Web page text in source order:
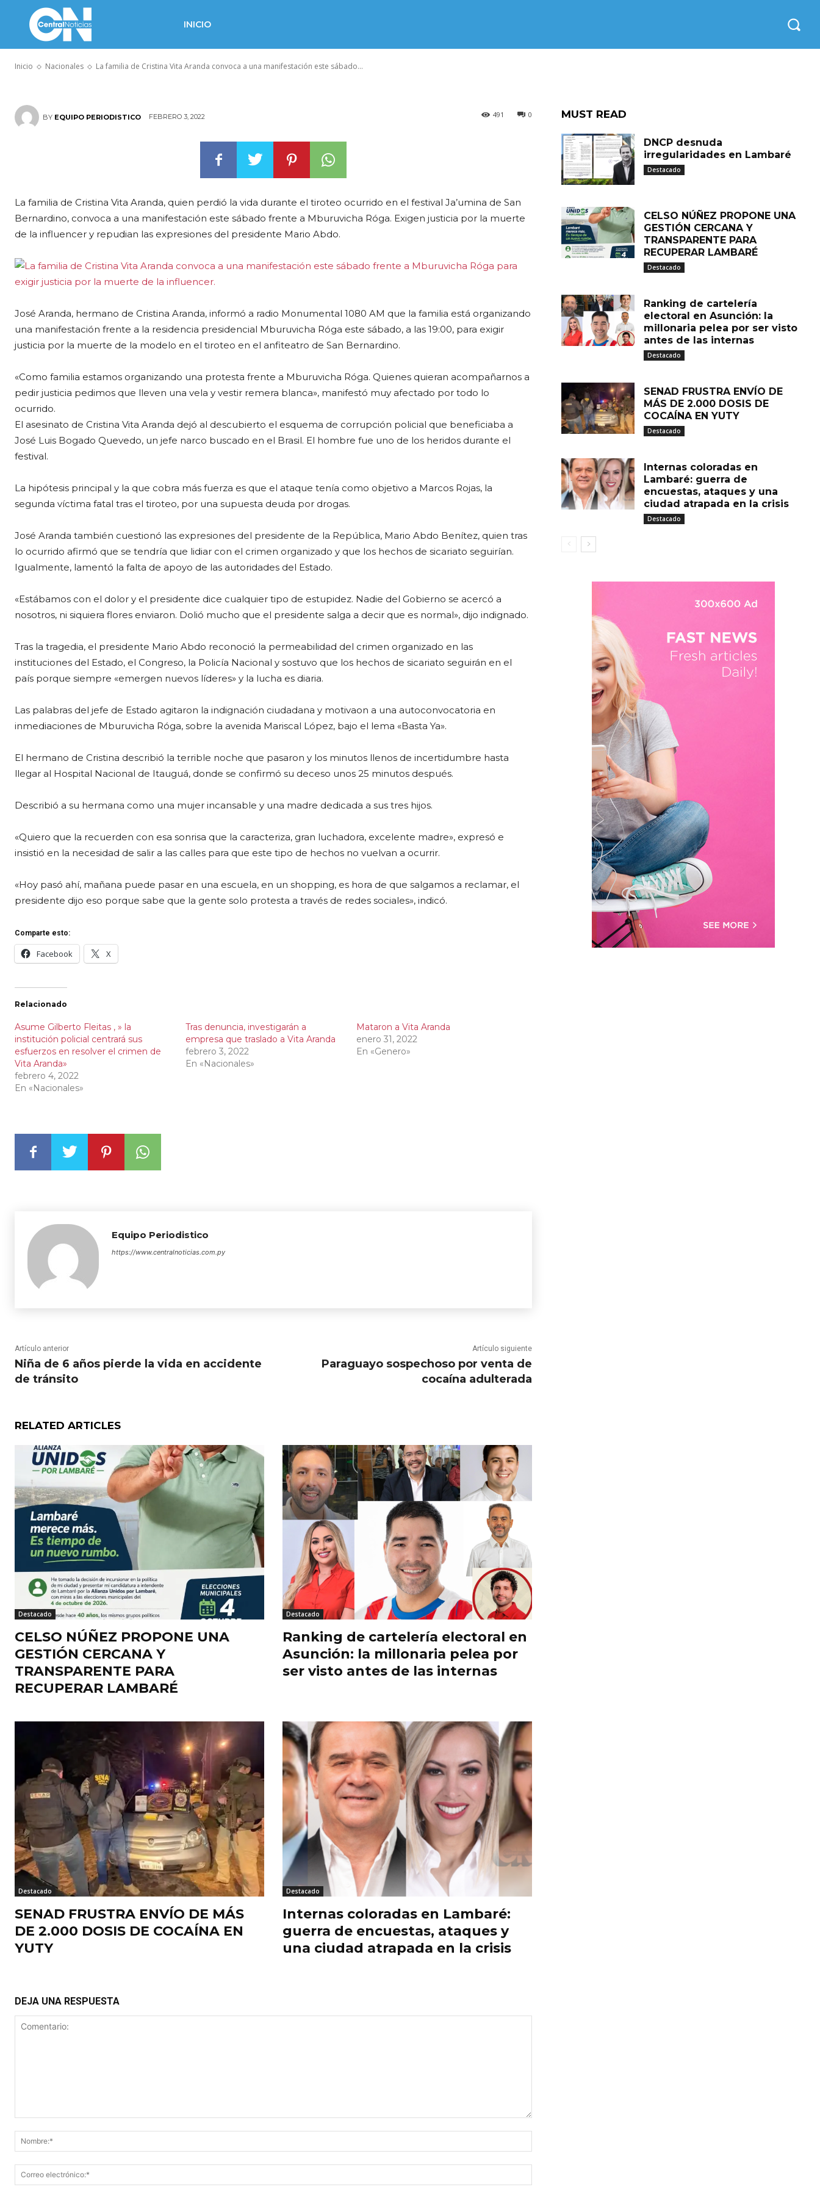
INICIO
Inicio Nacionales La familia de Cristina Vita Aranda convoca a una manifestación este sábado...
sábado frente a Mburuvicha Róga
BY EQUIPO PERIODISTICO FEBRERO 3, 2022 0
491
La familia de Cristina Vita Aranda, quien perdió la vida durante el tiroteo ocurrido en el festival Ja’umina de San
Bernardino, convoca a una manifestación este sábado frente a Mburuvicha Róga. Exigen justicia por la muerte
de la influencer y repudian las expresiones del presidente Mario Abdo.
José Aranda, hermano de Cristina Aranda, informó a radio Monumental 1080 AM que la familia está organizando
una manifestación frente a la residencia presidencial Mburuvicha Róga este sábado, a las 19:00, para exigir
justicia por la muerte de la modelo en el tiroteo en el anfiteatro de San Bernardino.
«Como familia estamos organizando una protesta frente a Mburuvicha Róga. Quienes quieran acompañarnos a
pedir justicia pedimos que lleven una vela y vestir remera blanca», manifestó muy afectado por todo lo
ocurrido.
El asesinato de Cristina Vita Aranda dejó al descubierto el esquema de corrupción policial que beneficiaba a
José Luis Bogado Quevedo, un jefe narco buscado en el Brasil. El hombre fue uno de los heridos durante el
festival.
La hipótesis principal y la que cobra más fuerza es que el ataque tenía como objetivo a Marcos Rojas, la
segunda víctima fatal tras el tiroteo, por una supuesta deuda por drogas.
José Aranda también cuestionó las expresiones del presidente de la República, Mario Abdo Benítez, quien tras
lo ocurrido afirmó que se tendría que lidiar con el crimen organizado y que los hechos de sicariato seguirían.
Igualmente, lamentó la falta de apoyo de las autoridades del Estado.
«Estábamos con el dolor y el presidente dice cualquier tipo de estupidez. Nadie del Gobierno se acercó a
nosotros, ni siquiera flores enviaron. Dolió mucho que el presidente salga a decir que es normal», dijo indignado.
Tras la tragedia, el presidente Mario Abdo reconoció la permeabilidad del crimen organizado en las
instituciones del Estado, el Congreso, la Policía Nacional y sostuvo que los hechos de sicariato seguirán en el
país porque siempre «emergen nuevos líderes» y la lucha es diaria.
Las palabras del jefe de Estado agitaron la indignación ciudadana y motivaon a una autoconvocatoria en
inmediaciones de Mburuvicha Róga, sobre la avenida Mariscal López, bajo el lema «Basta Ya».
El hermano de Cristina describió la terrible noche que pasaron y los minutos llenos de incertidumbre hasta
llegar al Hospital Nacional de Itauguá, donde se confirmó su deceso unos 25 minutos después.
Describió a su hermana como una mujer incansable y una madre dedicada a sus tres hijos.
«Quiero que la recuerden con esa sonrisa que la caracteriza, gran luchadora, excelente madre», expresó e
insistió en la necesidad de salir a las calles para que este tipo de hechos no vuelvan a ocurrir.
«Hoy pasó ahí, mañana puede pasar en una escuela, en un shopping, es hora de que salgamos a reclamar, el
presidente dijo eso porque sabe que la gente solo protesta a través de redes sociales», indicó.
Comparte esto:
Facebook X
Relacionado
Asume Gilberto Fleitas , » la
institución policial centrará sus
esfuerzos en resolver el crimen de
Vita Aranda»
febrero 4, 2022
En «Nacionales»
Tras denuncia, investigarán a
empresa que traslado a Vita Aranda
febrero 3, 2022
En «Nacionales»
Mataron a Vita Aranda
enero 31, 2022
En «Genero»
Equipo Periodistico
https://www.centralnoticias.com.py
Artículo anterior
Niña de 6 años pierde la vida en accidente
de tránsito
Artículo siguiente
Paraguayo sospechoso por venta de
cocaína adulterada
RELATED ARTICLES
Destacado
CELSO NÚÑEZ PROPONE UNA
GESTIÓN CERCANA Y
TRANSPARENTE PARA
RECUPERAR LAMBARÉ
Destacado
Ranking de cartelería electoral en
Asunción: la millonaria pelea por
ser visto antes de las internas
Destacado
SENAD FRUSTRA ENVÍO DE MÁS
DE 2.000 DOSIS DE COCAÍNA EN
YUTY
Destacado
Internas coloradas en Lambaré:
guerra de encuestas, ataques y
una ciudad atrapada en la crisis
DEJA UNA RESPUESTA
electrónico:*
MUST READ
DNCP desnuda
irregularidades en Lambaré
Destacado
CELSO NÚÑEZ PROPONE UNA
GESTIÓN CERCANA Y
TRANSPARENTE PARA
RECUPERAR LAMBARÉ
Destacado
Ranking de cartelería
electoral en Asunción: la
millonaria pelea por ser visto
antes de las internas
Destacado
SENAD FRUSTRA ENVÍO DE
MÁS DE 2.000 DOSIS DE
COCAÍNA EN YUTY
Destacado
Internas coloradas en
Lambaré: guerra de
encuestas, ataques y una
ciudad atrapada en la crisis
Destacado